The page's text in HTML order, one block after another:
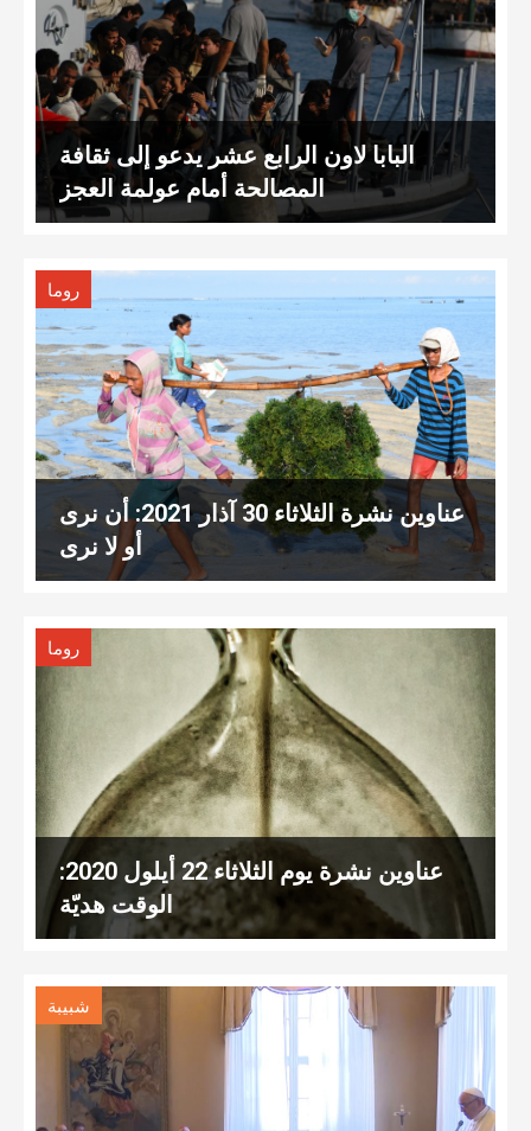
البابا لاون الرابع عشر يدعو إلى ثقافة
المصالحة أمام عولمة العجز
روما
عناوين نشرة الثلاثاء 30 آذار 2021: أن نرى
أو لا نرى
روما
عناوين نشرة يوم الثلاثاء 22 أيلول 2020:
الوقت هديّة
شبيبة